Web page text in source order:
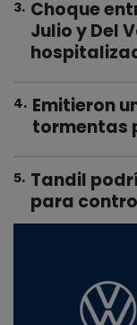
3. Choque
Julio y Del
4. Emitieron
tormentas
5. Tandil
para